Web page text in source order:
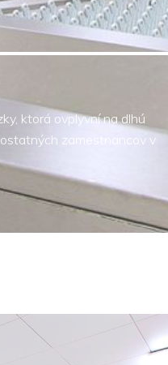
ktorá ovplyvní na dlhú
zamestnancov v